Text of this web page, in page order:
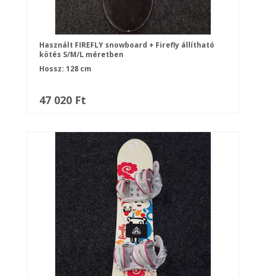
Használt FIREFLY snowboard + Firefly állítható
kötés S/M/L méretben
Hossz: 128 cm
47 020 Ft